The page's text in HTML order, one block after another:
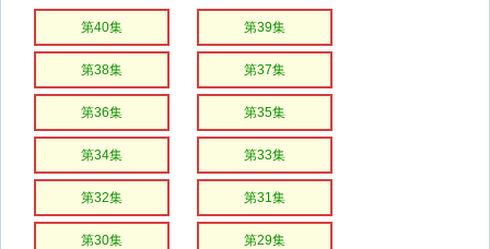
第40集 第39集
第38集 第37集
第36集 第35集
第34集 第33集
第32集 第31集
第30集 第29集